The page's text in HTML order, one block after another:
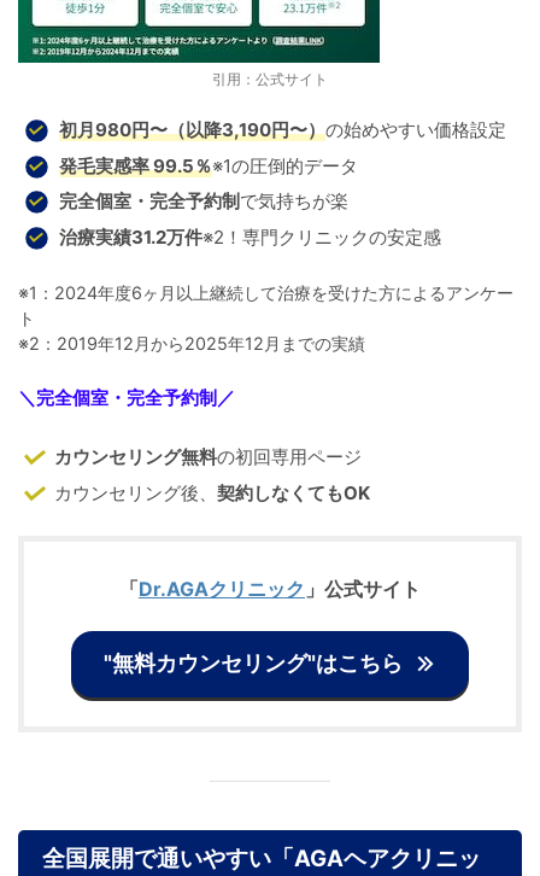
引用：公式サイト
初月980円〜（以降3,190円〜）の始めやすい価格設定
発毛実感率99.5％※1の圧倒的データ
完全個室・完全予約制 で気持ちが楽
治療実績31.2万件※2！専門クリニックの安定感
※1：2024年度6ヶ月以上継続して治療を受けた方によるアンケー
ト
※2：2019年12月から2025年12月までの実績
＼ 完全個室・完全予約制／
カウンセリング無料の初回専用ページ
カウンセリング後、 契約しなくてもOK
「Dr.AGAクリニック 」公式サイト
"無料カウンセリング"はこちら
全国展開で通いやすい「AGAヘアクリニッ